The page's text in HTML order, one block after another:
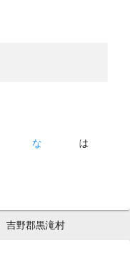
な は
吉野郡黒滝村